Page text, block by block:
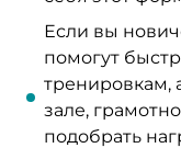
Если вы
помогут
тренировкам,
зале,
подобрать